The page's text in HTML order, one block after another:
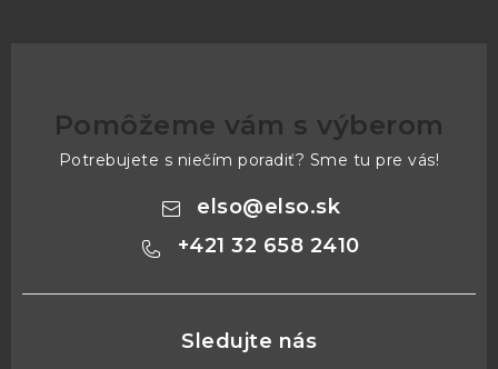
Pomôžeme vám s výberom
Potrebujete s niečím poradiť? Sme tu pre vás!
elso@elso.sk
+421 32 658 2410